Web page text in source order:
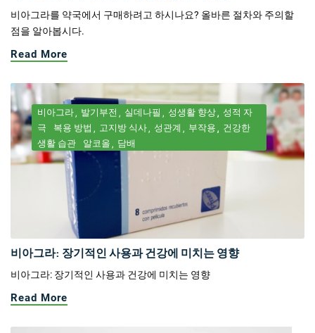
비아그라를 약국에서 구매하려고 하시나요? 올바른 절차와 주의할
점을 알아봅시다.
Read More
비아그라 발기부전 실데나필 성생활 향상
성적 자
극
복용 방법 고지방 식사 성관계 부작용
건강한
생활 습관
알코올 담배
비아그라: 장기적인 사용과 건강에 미치는 영향
비아그라: 장기적인 사용과 건강에 미치는 영향
Read More